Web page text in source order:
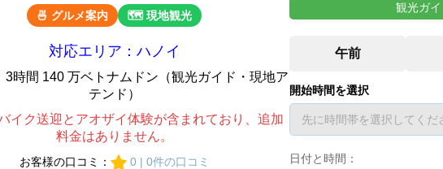
🍜 グルメ案内 🗺 現地観光
対応エリア：ハノイ
3時間 140 万ベトナムドン（観光ガイド・現地ア
テンド）
イク送迎とアオザイ体験が含まれており、追加
料金はありません。
お客様の口コミ：
0 | 0件の口コミ
観光ガ
開始時間を選択
日付と時間：